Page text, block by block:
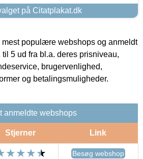
på Citatplakat.dk
populære webshops og anmeldt
5 ud fra bl.a. deres prisniveau,
brugervenlighed,
og betalingsmuligheder.
anmeldte webshops
Stjerner Link
Besøg webshop